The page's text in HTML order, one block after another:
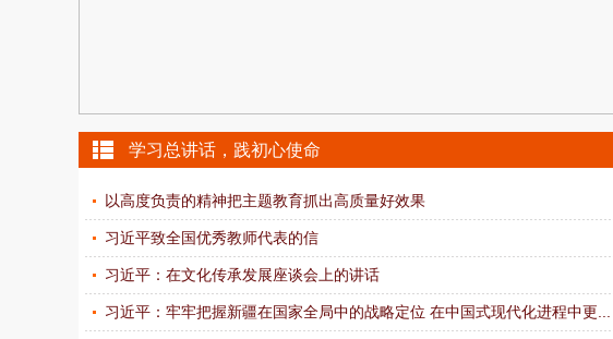
学习总讲话，践初心使命
以高度负责的精神把主题教育抓出高质量好效果
习近平致全国优秀教师代表的信
习近平：在文化传承发展座谈会上的讲话
习近平：牢牢把握新疆在国家全局中的战略定位 在中国式现代化进程中更...